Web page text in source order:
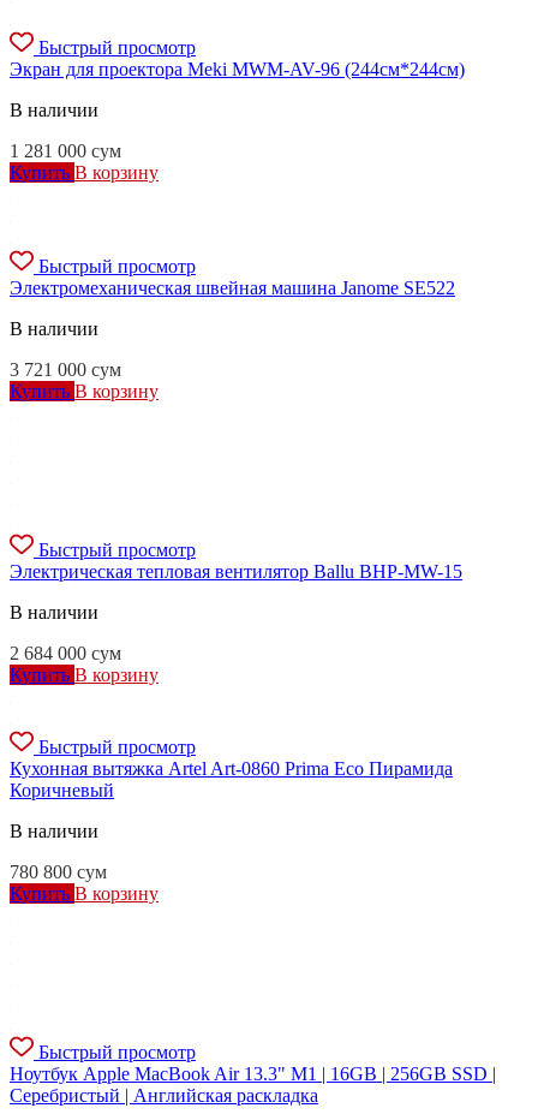
Быстрый просмотр
Экран для проектора Meki MWM-AV-96 (244см*244см)
В наличии
1 281 000 сум
Купить В корзину
Быстрый просмотр
Электромеханическая швейная машина Janome SE522
В наличии
3 721 000 сум
Купить В корзину
Быстрый просмотр
Электрическая тепловая вентилятор Ballu BHP-MW-15
В наличии
2 684 000 сум
Купить В корзину
Быстрый просмотр
Кухонная вытяжка Artel Art-0860 Prima Eco Пирамида
Коричневый
В наличии
780 800 сум
Купить В корзину
Быстрый просмотр
Ноутбук Apple MacBook Air 13.3" M1 | 16GB | 256GB SSD |
Серебристый | Английская раскладка